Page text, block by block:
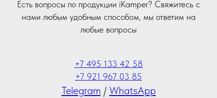
Есть вопросы по продукции iKamper? Свяжитесь с
нами любым удобным способом, мы ответим на
любые вопросы
+7 495 133 42 58
+7 921 967 03 85
Telegram / WhatsApp